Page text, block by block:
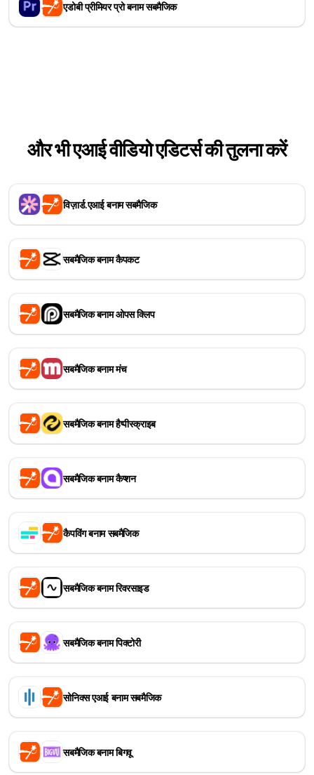
एडोबी प्रीमियर प्रो बनाम सबमैजिक
और भी एआई वीडियो एडिटर्स की तुलना करें
विज़ार्ड.एआई बनाम सबमैजिक
सबमैजिक बनाम कैपकट
सबमैजिक बनाम ओपस क्लिप
सबमैजिक बनाम मंच
सबमैजिक बनाम हैप्पीस्क्राइब
सबमैजिक बनाम कैप्शन
कैपविंग बनाम सबमैजिक
सबमैजिक बनाम रिवरसाइड
सबमैजिक बनाम पिक्टोरी
सोनिक्स एआई बनाम सबमैजिक
सबमैजिक बनाम बिगवू